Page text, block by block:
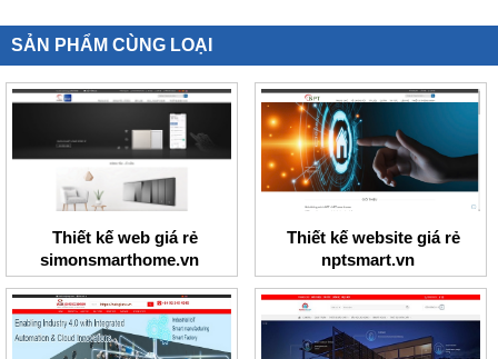
SẢN PHẨM CÙNG LOẠI
Thiết kế web giá rẻ
simonsmarthome.vn
Thiết kế website giá rẻ
nptsmart.vn